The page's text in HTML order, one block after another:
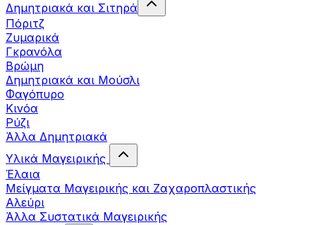
Δημητριακά και Σιτηρά
Πόριτζ
Ζυμαρικά
Γκρανόλα
Βρώμη
Δημητριακά και Μούσλι
Φαγόπυρο
Κινόα
Ρύζι
Άλλα Δημητριακά
Υλικά Μαγειρικής
Έλαια
Μείγματα Μαγειρικής και Ζαχαροπλαστικής
Αλεύρι
Άλλα Συστατικά Μαγειρικής